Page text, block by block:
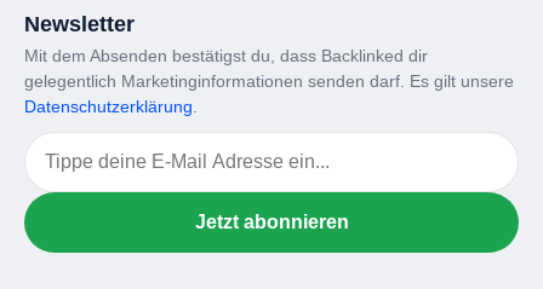
Newsletter
Mit dem Absenden bestätigst du, dass Backlinked dir
gelegentlich Marketinginformationen senden darf. Es gilt unsere
Datenschutzerklärung
Email
Jetzt abonnieren